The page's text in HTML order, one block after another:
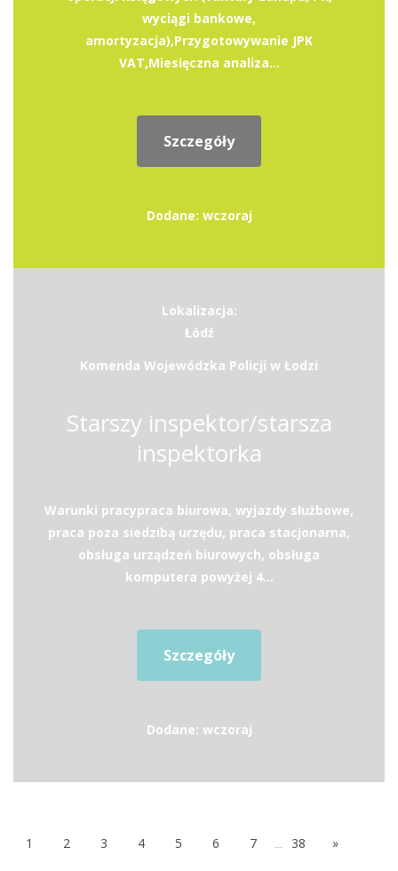
wyciągi bankowe,
amortyzacja),Przygotowywanie JPK
VAT,Miesięczna analiza...
Szczegóły
Dodane: wczoraj
Lokalizacja:
Łódź
Komenda Wojewódzka Policji w Łodzi
Starszy inspektor/starsza
inspektorka
Warunki pracypraca biurowa, wyjazdy służbowe,
praca poza siedzibą urzędu, praca stacjonarna,
obsługa urządzeń biurowych, obsługa
komputera powyżej 4...
Szczegóły
Dodane: wczoraj
1 2 3 4 5 6 7 ... 38 »